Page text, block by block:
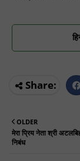
OLDER
मेरा प्रिय नेता श्री
निबंध